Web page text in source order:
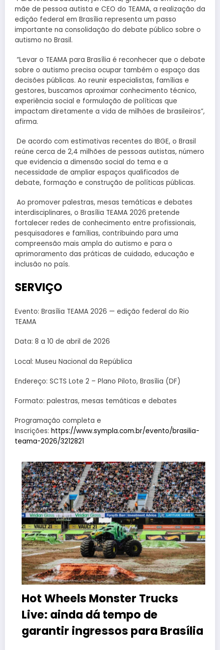
mãe de pessoa autista e CEO do TEAMA, a realização da
edição federal em Brasília representa um passo
importante na consolidação do debate público sobre o
autismo no Brasil.
“Levar o TEAMA para Brasília é reconhecer que o debate
sobre o autismo precisa ocupar também o espaço das
decisões públicas. Ao reunir especialistas, famílias e
gestores, buscamos aproximar conhecimento técnico,
experiência social e formulação de políticas que
impactam diretamente a vida de milhões de brasileiros”,
afirma.
De acordo com estimativas recentes do IBGE, o Brasil
reúne cerca de 2,4 milhões de pessoas autistas, número
que evidencia a dimensão social do tema e a
necessidade de ampliar espaços qualificados de
debate, formação e construção de políticas públicas.
Ao promover palestras, mesas temáticas e debates
interdisciplinares, o Brasília TEAMA 2026 pretende
fortalecer redes de conhecimento entre profissionais,
pesquisadores e famílias, contribuindo para uma
compreensão mais ampla do autismo e para o
aprimoramento das práticas de cuidado, educação e
inclusão no país.
SERVIÇO
Evento: Brasília TEAMA 2026 — edição federal do Rio
TEAMA
Data: 8 a 10 de abril de 2026
Local: Museu Nacional da República
Endereço: SCTS Lote 2 – Plano Piloto, Brasília (DF)
Formato: palestras, mesas temáticas e debates
Programação completa e
Inscrições: https://www.sympla.com.br/evento/brasilia-
teama-2026/3212821
Hot Wheels Monster Trucks
Live: ainda dá tempo de
garantir ingressos para Brasília